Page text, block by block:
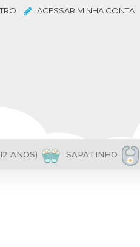
ACESSAR MINHA CONTA
ANOS) SAPATINHO